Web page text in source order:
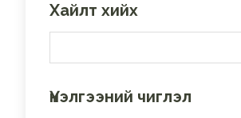
Хайлт хийх
Үнэлгээний чиглэл